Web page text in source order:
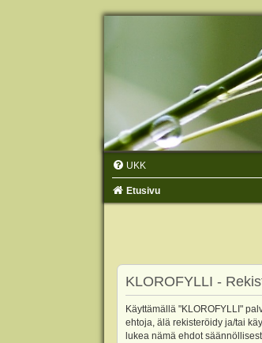
UKK
Etusivu
KLOROFYLLI -
Käyttämällä "KLOROFYLLI"
ehtoja, älä rekisteröidy ja/tai
lukea nämä ehdot